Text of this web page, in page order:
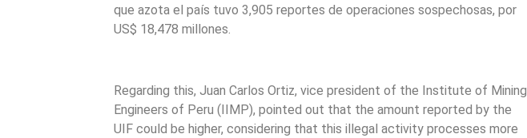
que azota el país tuvo 3,905 reportes de operaciones sospechosas, por
US$ 18,478 millones.
Regarding this, Juan Carlos Ortiz, vice president of the Institute of Mining
Engineers of Peru (IIMP), pointed out that the amount reported by the
UIF could be higher, considering that this illegal activity processes more